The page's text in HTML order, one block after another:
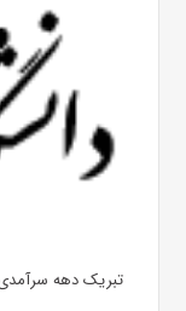
تبریک دهه